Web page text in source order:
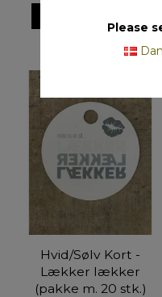
Hvid/Sølv Kort -
Lækker lækker
(pakke m. 20 stk.)
Please